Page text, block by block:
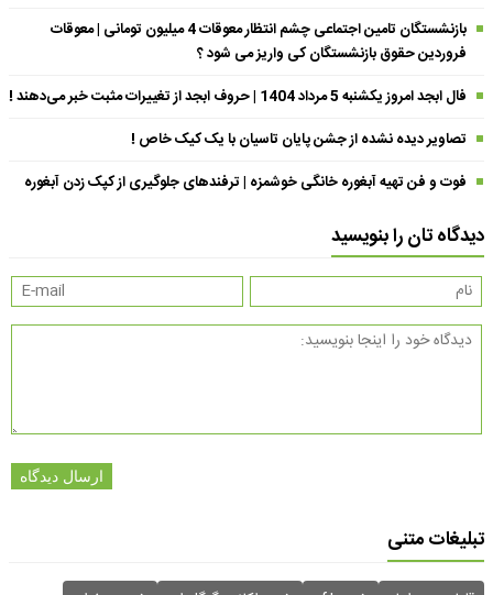
بازنشستگان تامین اجتماعی چشم انتظار معوقات 4 میلیون تومانی | معوقات
فروردین حقوق بازنشستگان کی واریز می شود ؟
فال ابجد امروز یکشنبه 5 مرداد 1404 | حروف ابجد از تغییرات مثبت خبر می‌دهند !
تصاویر دیده نشده از جشن پایان تاسیان با یک کیک خاص !
فوت و فن تهیه آبغوره خانگی خوشمزه | ترفندهای جلوگیری از کپک زدن آبغوره
دیدگاه تان را بنویسید
ارسال دیدگاه
تبلیغات متنی